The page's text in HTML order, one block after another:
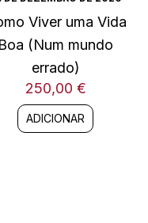
Viver uma Vida
Boa (Num mundo
errado)
250,00 €
ADICIONAR